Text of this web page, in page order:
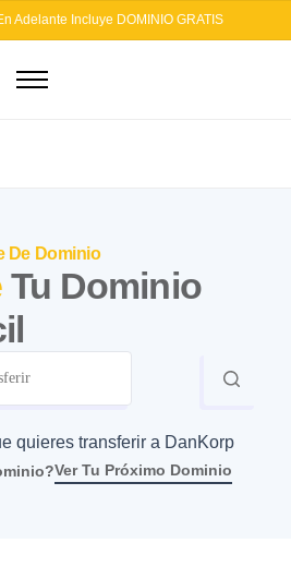
Adelante Incluye DOMINIO GRATIS
De Dominio
Tu Dominio
quieres transferir a DanKorp
Ver Tu Próximo Dominio